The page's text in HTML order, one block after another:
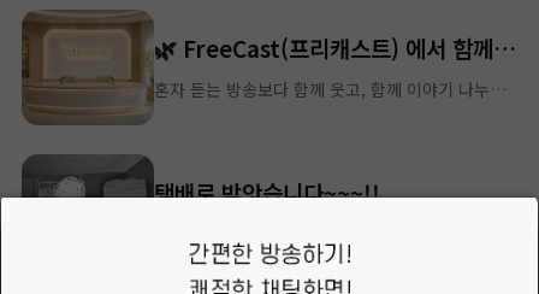
🌿 FreeCast(프리캐스트) 에서 함께할 CJ및스텝분 모집합니다 🌿
혼자 듣는 방송보다 함께 웃고, 함께 이야기 나누는 시간이 더 따뜻하다고 믿습니다.안녕하세요.
택배로 받앗습니다~~~!!